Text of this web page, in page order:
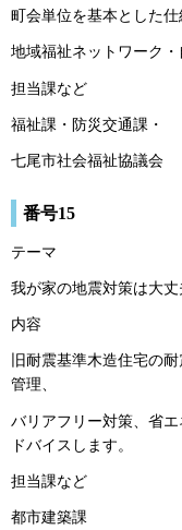
町会単位を基本とした仕
地域福祉ネットワーク・
担当課など
福祉課・防災交通課・
七尾市社会福祉協議会
番号15
テーマ
我が家の地震対策は大丈
内容
旧耐震基準木造住宅の
管理、
バリアフリー対策、省
ドバイスします。
担当課など
都市建築課